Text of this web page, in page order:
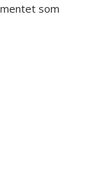
som